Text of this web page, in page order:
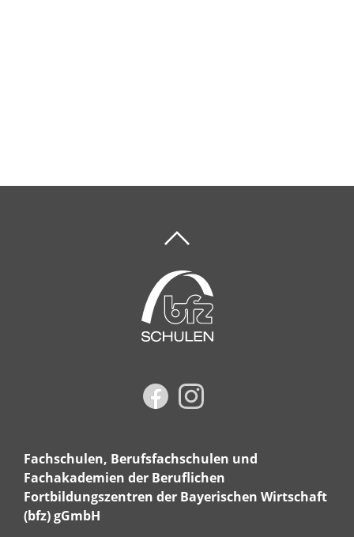
Fachschulen, Berufsfachschulen und
Fachakademien der Beruflichen
Fortbildungszentren der Bayerischen Wirtschaft
(bfz) gGmbH